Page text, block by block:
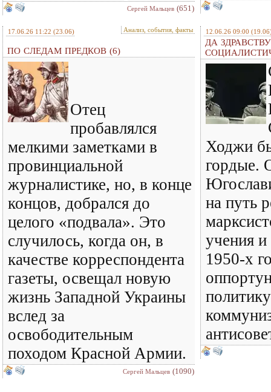
Сергей Мальцев (651)
17.06.26 11:22 (23.06) Анализ, события, факты
ПО СЛЕДАМ ПРЕДКОВ (6)
Отец
пробавлялся
мелкими заметками в
провинциальной
журналистике, но, в конце
концов, добрался до
целого «подвала». Это
случилось, когда он, в
качестве корреспондента
газеты, освещал новую
жизнь Западной Украины
вслед за
освободительным
походом Красной Армии.
Сергей Мальцев (1090)
12.06.26 09:00
ДА
Ходжи
гордые.
на путь
учения
1950-х